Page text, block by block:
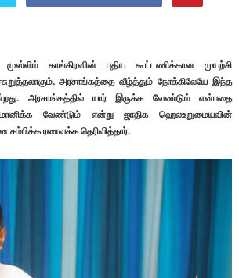
முஸ்லிம் காங்கிரஸின் புதிய கூட்டணிக்கான முயற்சி
அரசாங்கத்தை வீழ்த்தும் நோக்கிலேயே இந்த
அரசாங்கத்தில் யார் இருக்க வேண்டும் என்பதை
வேண்டும் என்று ஜாதிக ஹெலஉறுமையவின்
சம்பிக்க ரணவக்க தெரிவித்தார்.